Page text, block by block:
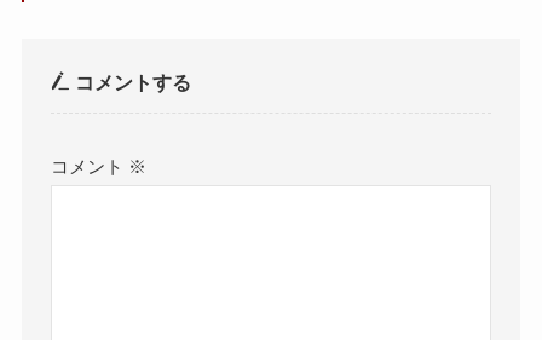
コメントする
コメント ※